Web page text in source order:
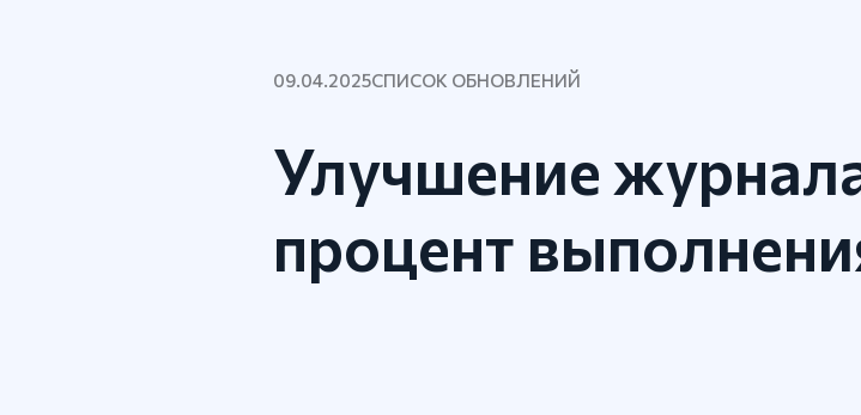
09.04.2025СПИСОК ОБНОВЛЕНИЙ
Улучшение
процент